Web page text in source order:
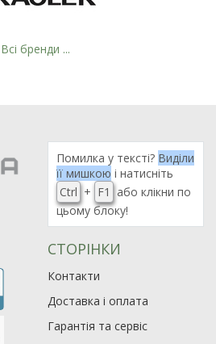
19
Всі бренди ...
Помилка у тексті? Виділи
її мишкою і натисніть
Ctrl + F1
або клікни по
цьому блоку!
СТОРІНКИ
Контакти
Доставка і оплата
Гарантія та сервіс